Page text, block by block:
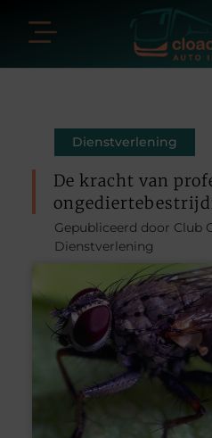
Dienstverlening
De kracht van
Gepubliceerd door Club
Dienstverlening